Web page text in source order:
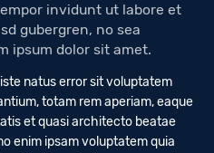
invidunt ut labore et
gubergren, no sea
ipsum dolor sit amet.
natus error sit voluptatem
totam rem aperiam, eaque
et quasi architecto beatae
enim ipsam voluptatem quia